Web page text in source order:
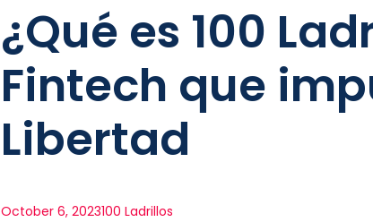
¿Qué es 100
Fintech que
Libertad
October 6, 2023100 Ladrillos